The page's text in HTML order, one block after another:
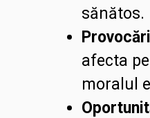
sănătos.
afecta
moralul